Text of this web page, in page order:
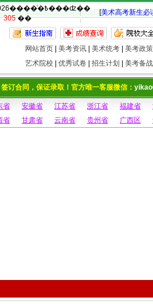
�������2026����ͨ�߿���ʣ��
305��
[美术高考新生必
网站首页| 美考资讯| 美术统考| 美考政策
艺术院校| 优秀试卷| 招生计划 美考备战
订合同，保证录取！官方唯一客服微信：
省 安徽省 江苏省 浙江省 福建省
省 甘肃省 云南省 贵州省 广西区